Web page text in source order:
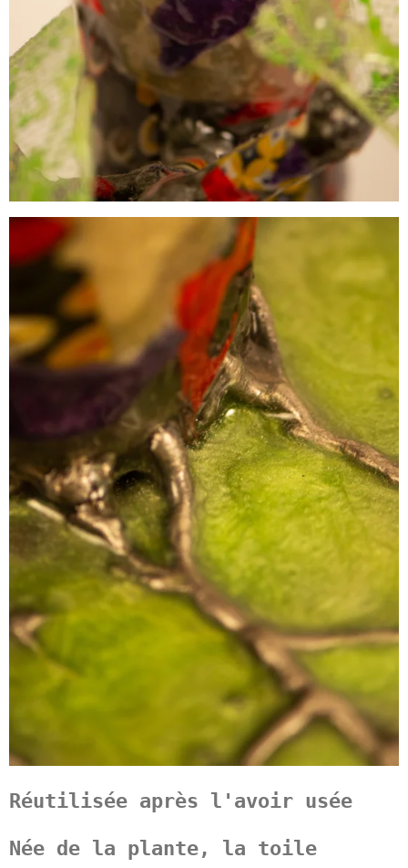
Réutilisée après l'avoir usée
Née de la plante, la toile